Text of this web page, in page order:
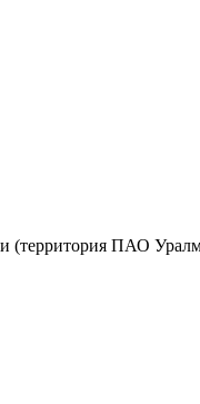
(территория ПАО